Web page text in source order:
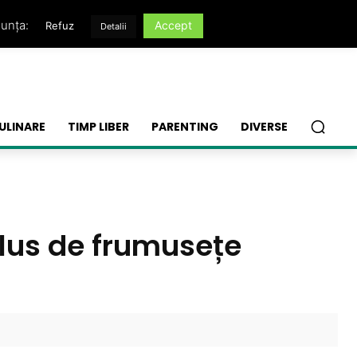
TIMP LIBER PARENTING DIVERSE
de frumusețe
Refuz Detalii Accept